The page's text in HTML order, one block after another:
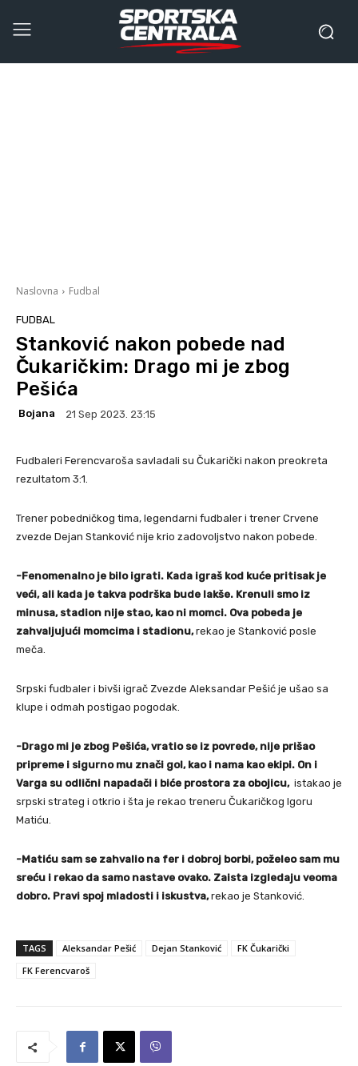
Naslovna Fudbal
FUDBAL
Stanković nakon pobede nad
Čukaričkim: Drago mi je zbog
Pešića
Bojana 21 Sep 2023. 23:15
Fudbaleri Ferencvaroša savladali su Čukarički nakon preokreta
rezultatom 3:1.
Trener pobedničkog tima, legendarni fudbaler i trener Crvene
zvezde Dejan Stanković nije krio zadovoljstvo nakon pobede.
-Fenomenalno je bilo igrati. Kada igraš kod kuće pritisak je
veći, ali kada je takva podrška bude lakše. Krenuli smo iz
minusa, stadion nije stao, kao ni momci. Ova pobeda je
zahvaljujući momcima i stadionu,rekao je Stanković posle
meča.
Srpski fudbaler i bivši igrač Zvezde Aleksandar Pešić je ušao sa
klupe i odmah postigao pogodak.
-Drago mi je zbog Pešića, vratio se iz povrede, nije prišao
pripreme i sigurno mu znači gol, kao i nama kao ekipi. On i
Varga su odlični napadači i biće prostora za obojicu, istakao je
srpski strateg i otkrio i šta je rekao treneru Čukaričkog Igoru
Matiću.
-Matiću sam se zahvalio na fer i dobroj borbi, poželeo sam mu
sreću i rekao da samo nastave ovako. Zaista izgledaju veoma
dobro. Pravi spoj mladosti i iskustva,rekao je Stanković.
TAGS Aleksandar Pešić Dejan Stanković
FK Čukarički
FK Ferencvaroš